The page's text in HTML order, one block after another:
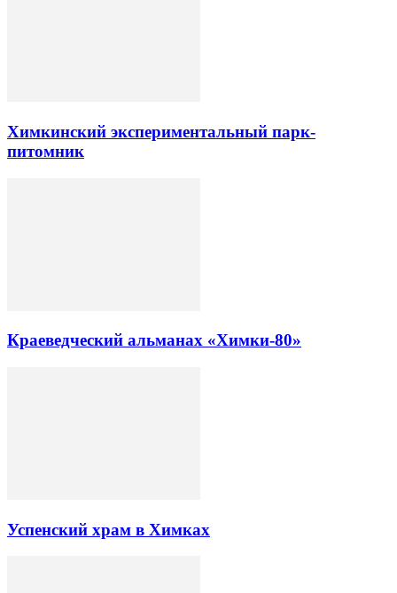
Химкинский экспериментальный парк-
питомник
Краеведческий альманах «Химки-80»
Успенский храм в Химках